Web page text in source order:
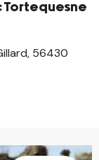
Tortequesne
56430